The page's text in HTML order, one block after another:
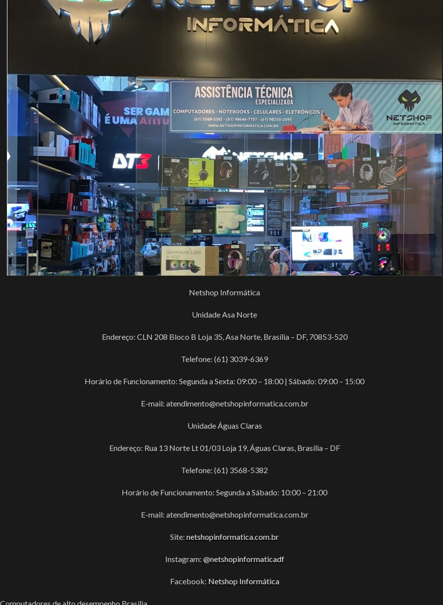
Netshop Informática
Unidade Asa Norte
Endereço: CLN 208 Bloco B Loja 35, Asa Norte, Brasília – DF, 70853-520
Telefone: (61) 3039-6369
Horário de Funcionamento: Segunda a Sexta: 09:00 – 18:00 | Sábado: 09:00 – 15:00
E-mail: atendimento@netshopinformatica.com.br
Unidade Águas Claras
Endereço: Rua 13 Norte Lt 01/03 Loja 19, Águas Claras, Brasília – DF
Telefone: (61) 3568-5382
Horário de Funcionamento: Segunda a Sábado: 10:00 – 21:00
E-mail: atendimento@netshopinformatica.com.br
Site: netshopinformatica.com.br
Instagram: @netshopinformaticadf
Facebook: Netshop Informática